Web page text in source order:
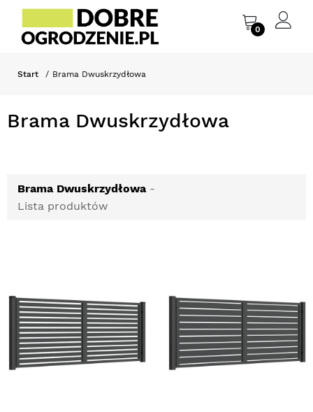
0
Start Brama Dwuskrzydłowa
Brama Dwuskrzydłowa
Brama Dwuskrzydłowa-
Lista produktów